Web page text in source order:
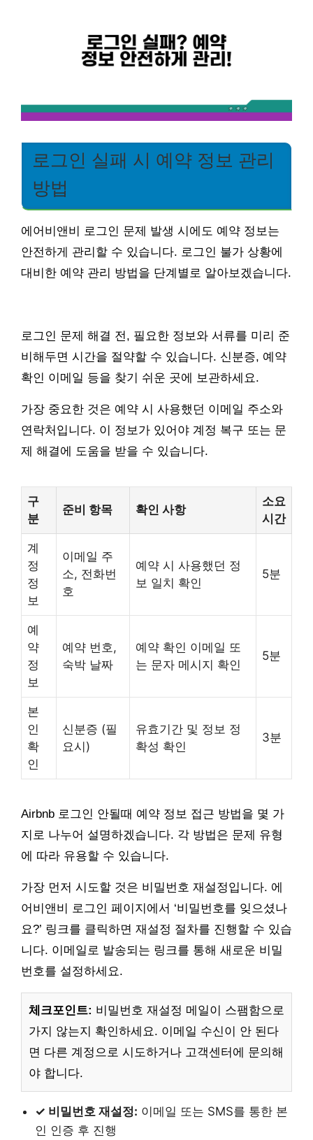
로그인 실패 시 예약 정보 관리
방법
에어비앤비 로그인 문제 발생 시에도 예약 정보는
안전하게 관리할 수 있습니다. 로그인 불가 상황에
대비한 예약 관리 방법을 단계별로 알아보겠습니다.
로그인 문제 해결 전, 필요한 정보와 서류를 미리 준
비해두면 시간을 절약할 수 있습니다. 신분증, 예약
확인 이메일 등을 찾기 쉬운 곳에 보관하세요.
가장 중요한 것은 예약 시 사용했던 이메일 주소와
연락처입니다. 이 정보가 있어야 계정 복구 또는 문
제 해결에 도움을 받을 수 있습니다.
구
분
준비 항목 확인 사항
소요
시간
계
정
정
보
이메일 주
소, 전화번
호
예약 시 사용했던 정
보 일치 확인
5분
예
약
정
보
예약 번호,
숙박 날짜
예약 확인 이메일 또
는 문자 메시지 확인
5분
본
인
확
인
신분증 (필
요시)
유효기간 및 정보 정
확성 확인
3분
Airbnb 로그인 안될때 예약 정보 접근 방법을 몇 가
지로 나누어 설명하겠습니다. 각 방법은 문제 유형
에 따라 유용할 수 있습니다.
가장 먼저 시도할 것은 비밀번호 재설정입니다. 에
어비앤비 로그인 페이지에서 ‘비밀번호를 잊으셨나
요?’ 링크를 클릭하면 재설정 절차를 진행할 수 있습
니다. 이메일로 발송되는 링크를 통해 새로운 비밀
번호를 설정하세요.
체크포인트: 비밀번호 재설정 메일이 스팸함으로
가지 않는지 확인하세요. 이메일 수신이 안 된다
면 다른 계정으로 시도하거나 고객센터에 문의해
야 합니다.
✓ 비밀번호 재설정: 이메일 또는 SMS를 통한 본
인 인증 후 진행